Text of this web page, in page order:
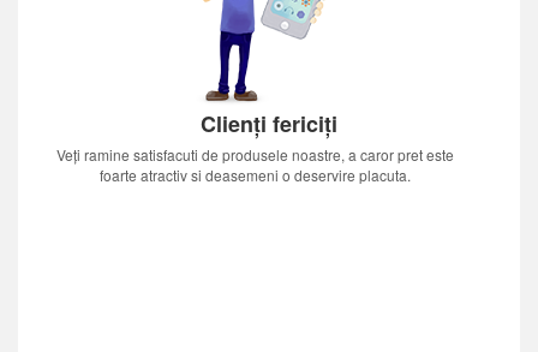
Clienți fericiți
Veți ramine satisfacuti de produsele noastre, a caror pret este
foarte atractiv si deasemeni o deservire placuta.